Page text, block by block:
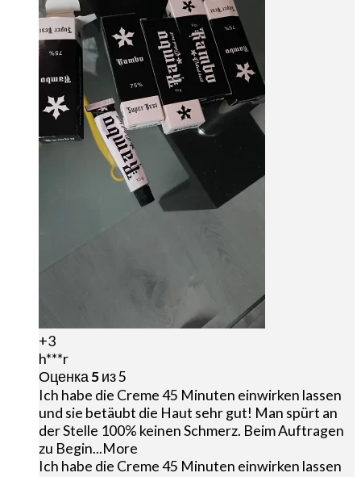
+3
h***r
Оценка5из 5
Ich habe die Creme 45 Minuten einwirken lassen
und sie betäubt die Haut sehr gut! Man spürt an
der Stelle 100% keinen Schmerz. Beim Auftragen
zu Begin...More
Ich habe die Creme 45 Minuten einwirken lassen